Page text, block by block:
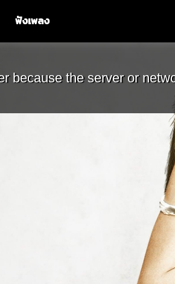
ฟังเพลง
because the server or